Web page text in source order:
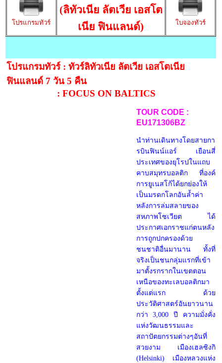
โปรแกรมทัวร์
(ลิทัวเนีย ลัตเวีย เอสโต
เนีย ฟินแลนด์)
ใบจองทัวร์
โปรแกรมทัวร์ : ทัวร์ลิทัวเนีย ลัตเวีย เอสโตเนีย
ฟินแลนด์ 7 วัน 5 คืน
: FOCUS ON BALTICS
TOUR CODE :
EU171306BZ
นำท่านเดินทางโดยสายกา
รบินฟินน์แอร์ เยือนสี่
ประเทศของยุโรปในแถบ
คาบสมุทรบอลติก ที่องค์
การยูเนสโก้ได้ยกย่องให้
เป็นมรดกโลกอันล้ำค่า
หลังการล่มสลายของ
สหภาพโซเวียต ได้
ประกาศเอกราชแก่ตนหลัง
การถูกปกครองด้วย
ชนชาติอื่นมานาน ทั้งที่
จริงเป็นชนกลุ่มแรกที่เข้า
มาตั้งรกรากในเขตตอน
เหนือของทะเลบอลติกมา
ตั้งแต่แรก ด้วย
ประวัติศาสตร์อันยาวนาน
กว่า 3,000 ปี ความมั่งคั่ง
แห่งวัฒนธรรมและ
สถาปัตยกรรมต่างๆอันที่
สวยงาม เมืองเฮลซิงกิ
(Helsinki) เมืองหลวงแห่ง